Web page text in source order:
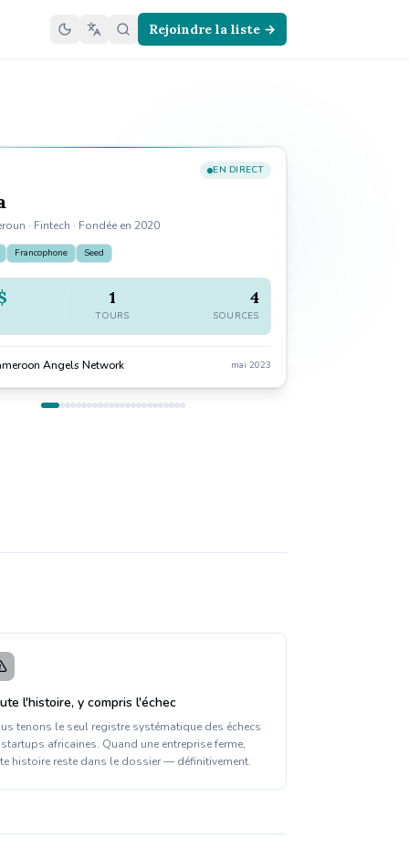
Rejoindre la liste →
EN DIRECT
· Fintech · Fondée en 2020
Francophone Seed
1
TOURS
4
SOURCES
Angels Network mai 2023
l'histoire, y compris l'échec
tenons le seul registre systématique des échecs
africaines. Quand une entreprise ferme,
histoire reste dans le dossier — définitivement.